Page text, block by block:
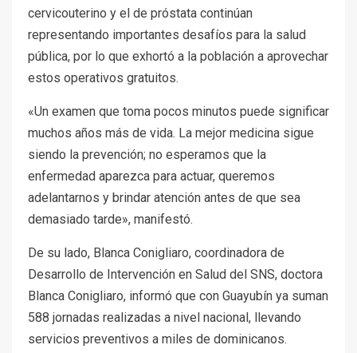
cervicouterino y el de próstata continúan
representando importantes desafíos para la salud
pública, por lo que exhortó a la población a aprovechar
estos operativos gratuitos.
«Un examen que toma pocos minutos puede significar
muchos años más de vida. La mejor medicina sigue
siendo la prevención; no esperamos que la
enfermedad aparezca para actuar, queremos
adelantarnos y brindar atención antes de que sea
demasiado tarde», manifestó.
De su lado, Blanca Conigliaro, coordinadora de
Desarrollo de Intervención en Salud del SNS, doctora
Blanca Conigliaro, informó que con Guayubín ya suman
588 jornadas realizadas a nivel nacional, llevando
servicios preventivos a miles de dominicanos.